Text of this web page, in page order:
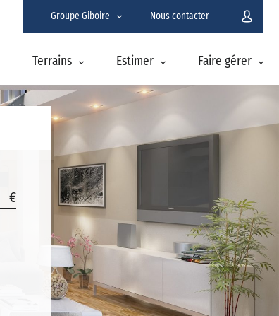
Terrains Estimer Faire gérer
Groupe Giboire Nous contacter